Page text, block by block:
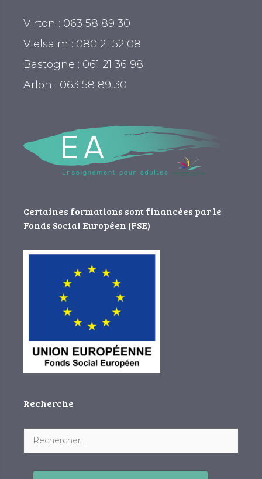
Virton : 063 58 89 30
Vielsalm : 080 21 52 08
Bastogne : 061 21 36 98
Arlon : 063 58 89 30
Certaines formations sont financées par le
Fonds Social Européen (FSE)
Recherche